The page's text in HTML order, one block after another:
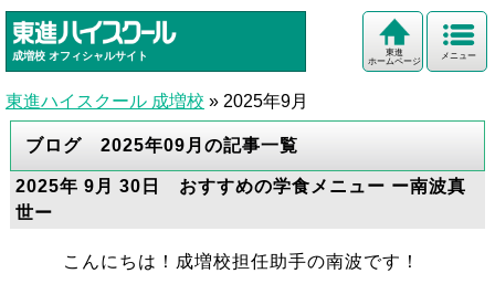
成増校 オフィシャルサイト メニュー
東進
ホームページ
東進ハイスクール 成増校 » 2025年9月
ブログ 2025年09月の記事一覧
2025年 9月 30日 おすすめの学食メニュー ー南波真
世ー
こんにちは！成増校担任助手の南波です！